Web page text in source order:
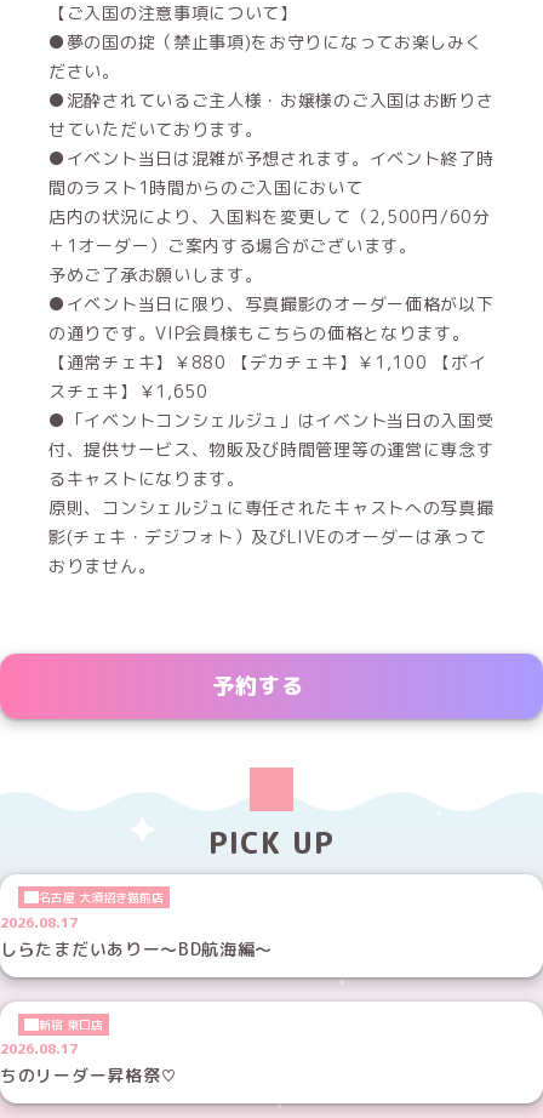
【ご入国の注意事項について】
●夢の国の掟（禁止事項)をお守りになってお楽しみく
ださい。
●泥酔されているご主人様・お嬢様のご入国はお断りさ
せていただいております。
●イベント当日は混雑が予想されます。イベント終了時
間のラスト1時間からのご入国において
店内の状況により、入国料を変更して（2,500円/60分
＋1オーダー）ご案内する場合がございます。
予めご了承お願いします。
●イベント当日に限り、写真撮影のオーダー価格が以下
の通りです。VIP会員様もこちらの価格となります。
【通常チェキ】￥880 【デカチェキ】￥1,100 【ボイ
スチェキ】￥1,650
●「イベントコンシェルジュ」はイベント当日の入国受
付、提供サービス、物販及び時間管理等の運営に専念す
るキャストになります。
原則、コンシェルジュに専任されたキャストへの写真撮
影(チェキ・デジフォト）及びLIVEのオーダーは承って
おりません。
予約する
PICK UP
名古屋 大須招き猫前店
2026.08.17
しらたまだいありー～BD航海編～
新宿 東口店
2026.08.17
ちのリーダー昇格祭♡